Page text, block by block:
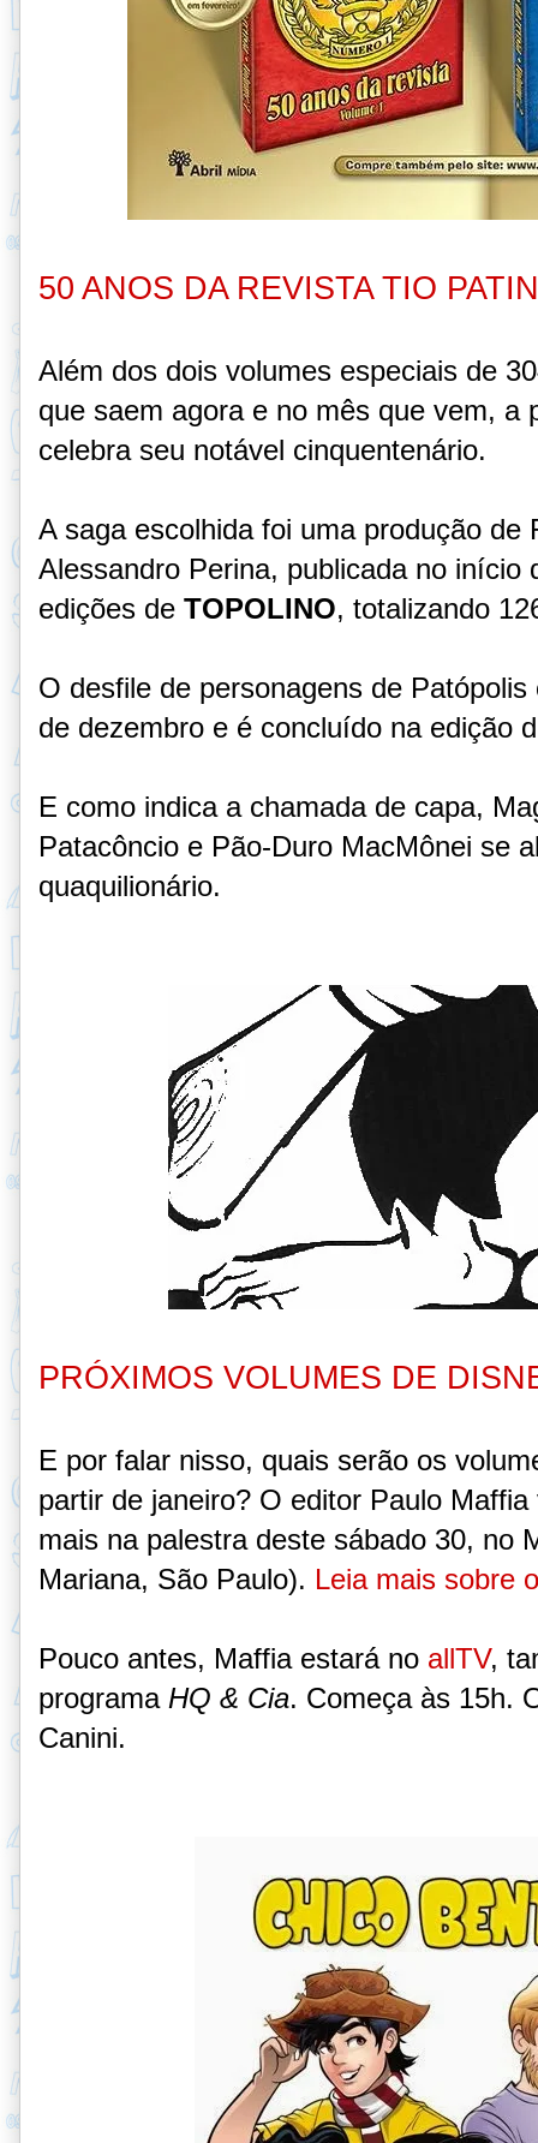
50 ANOS DA REVISTA TIO
Além dos dois volumes especiais de
que saem agora e no mês que vem, a
celebra seu notável cinquentenário.
A saga escolhida foi uma produção de
Alessandro Perina, publicada no início
edições de TOPOLINO, totalizando
O desfile de personagens de
de dezembro e é concluído na edição
E como indica a chamada de capa,
Patacôncio e Pão-Duro MacMônei se
quaquilionário.
PRÓXIMOS VOLUMES DE
E por falar nisso, quais serão os
partir de janeiro? O editor Paulo
mais na palestra deste sábado 30, no
Mariana, São Paulo). Leia mais sobre
Pouco antes, Maffia estará no allTV,
programa HQ & Cia. Começa às 15h.
Canini.